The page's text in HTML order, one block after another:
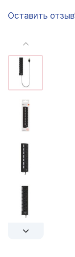
Оставить отзыв